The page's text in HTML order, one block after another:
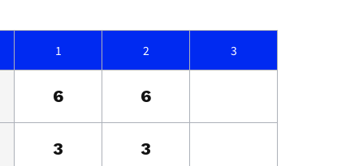
1 2 3
6 6
3 3